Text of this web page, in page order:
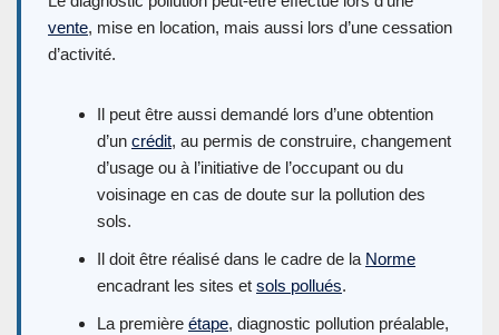
vente, mise en location, mais aussi lors d’une cessation
d’activité.
Il peut être aussi demandé lors d’une obtention
d’un crédit, au permis de construire, changement
d’usage ou à l’initiative de l’occupant ou du
voisinage en cas de doute sur la pollution des
sols.
Il doit être réalisé dans le cadre de la Norme
encadrant les sites et sols pollués.
La première étape, diagnostic pollution préalable,